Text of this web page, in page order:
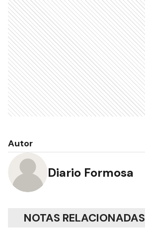
Autor
Diario Formosa
NOTAS RELACIONADAS